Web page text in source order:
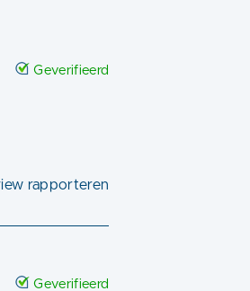
Geverifieerd
rapporteren
Geverifieerd